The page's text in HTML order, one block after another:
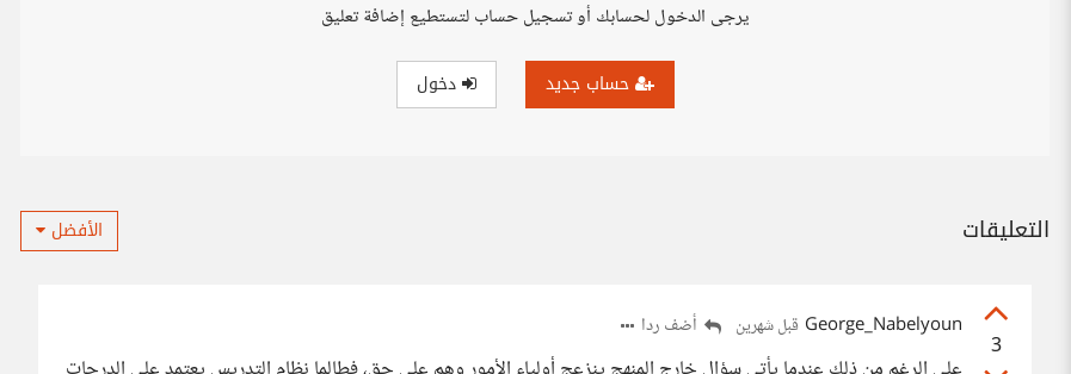
يرجى الدخول لحسابك أو تسجيل حساب لتستطيع إضافة تعليق
حساب جديد دخول
التعليقات الأفضل
3
George_Nabelyoun قبل شهرين أضف ردا